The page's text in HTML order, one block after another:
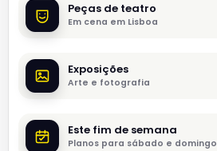
Peças de teatro
Em cena em Lisboa
Exposições
Arte e fotografia
Este fim de semana
Planos para sábado e domingo